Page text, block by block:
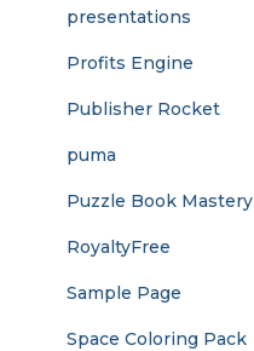
presentations
Profits Engine
Publisher Rocket
puma
Puzzle Book Mastery
RoyaltyFree
Sample Page
Space Coloring Pack